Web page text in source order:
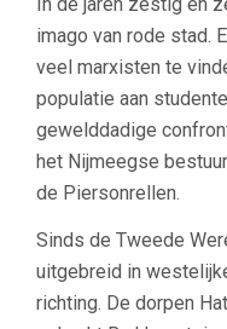
In de jaren zestig en
imago van rode stad.
veel marxisten te
populatie aan
gewelddadige
het Nijmeegse
de Piersonrellen.
Sinds de Tweede
uitgebreid in
richting. De dorpen